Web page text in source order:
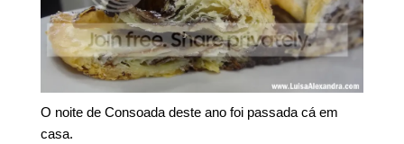
O noite de Consoada deste ano foi passada cá em
casa.